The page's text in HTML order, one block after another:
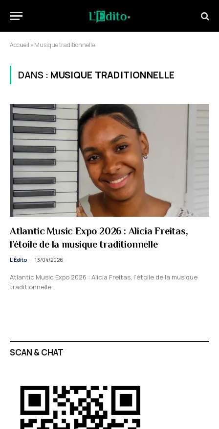
Accueil »Musique traditionnelle
DANS : MUSIQUE TRADITIONNELLE
Atlantic Music Expo 2026 : Alicia Freitas,
l’étoile de la musique traditionnelle
L'Édito 13/04/2026
Atlantic Music Expo 2026 : Alicia Freitas, l’étoile de la musique
traditionnelle
SCAN & CHAT